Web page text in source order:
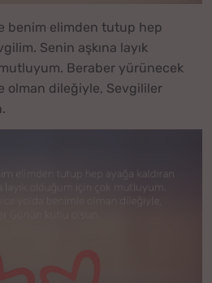
benim elimden tutup hep
Senin aşkına layık
Beraber yürünecek
olman dileğiyle, Sevgililer